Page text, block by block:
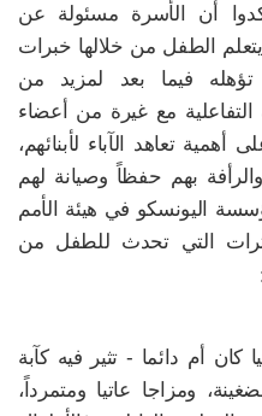
أن الأسرة مسئولة عن
يتعلم الطفل من خلالها خبرات
تؤهله فيما بعد لمزيد من
التفاعلية مع غيرة من أعضاء
أهمية تعاهد الآباء لأبنائهم،
بهم حفظاً وصيانة لهم
اليونسكو في هيئة الأمم
التي تحدث للطفل من
أم دائما - تثير فيه كآبة
ومزاجا عاتيا ومتمرداً،